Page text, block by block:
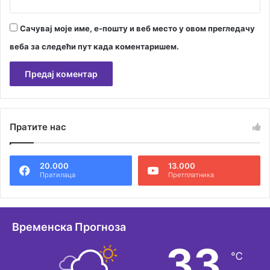
Сачувај моје име, е-пошту и веб место у овом прегледачу
веба за следећи пут када коментаришем.
т
н
т
Пратите нас
20.000
Пратилаца
13.000
Претплатника
Временска Прогноза
℃